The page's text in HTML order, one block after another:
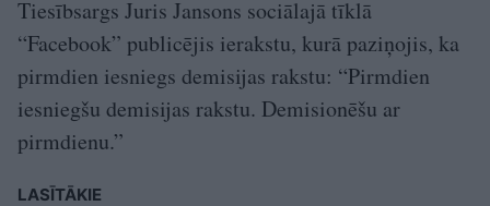
Tiesībsargs Juris Jansons sociālajā tīklā
“Facebook” publicējis ierakstu, kurā paziņojis, ka
pirmdien iesniegs demisijas rakstu: “Pirmdien
iesniegšu demisijas rakstu. Demisionēšu ar
pirmdienu.”
LASĪTĀKIE